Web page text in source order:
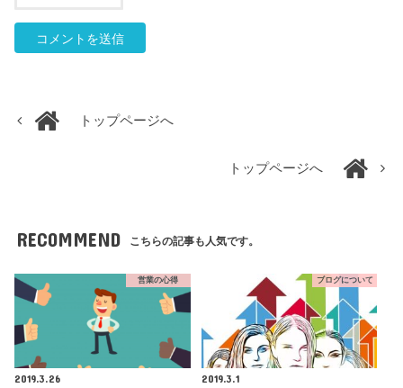
トップページへ
トップページへ
RECOMMEND こちらの記事も人気です。
営業の心得
2019.3.26
ブログについて
2019.3.1